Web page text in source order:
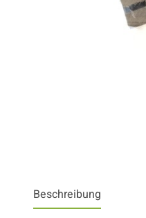
Beschreibung